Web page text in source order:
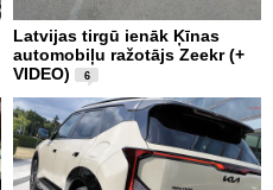
Latvijas tirgū ienāk Ķīnas
automobiļu ražotājs Zeekr (+
VIDEO)
6